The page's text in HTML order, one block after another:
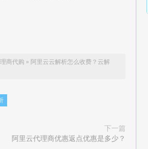
商代购 » 阿里云云解析怎么收费？云解
下一篇
阿里云代理商优惠返点优惠是多少？